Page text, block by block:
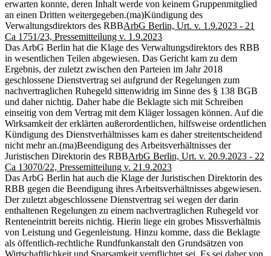
erwarten konnte, deren Inhalt werde von keinem Gruppenmitglied
an einen Dritten weitergegeben.(ma)Kündigung des
Verwaltungsdirektors des RBBArbG Berlin, Urt. v. 1.9.2023 - 21
Ca 1751/23, Pressemitteilung v. 1.9.2023
Das ArbG Berlin hat die Klage des Verwaltungsdirektors des RBB
in wesentlichen Teilen abgewiesen. Das Gericht kam zu dem
Ergebnis, der zuletzt zwischen den Parteien im Jahr 2018
geschlossene Dienstvertrag sei aufgrund der Regelungen zum
nachvertraglichen Ruhegeld sittenwidrig im Sinne des § 138 BGB
und daher nichtig. Daher habe die Beklagte sich mit Schreiben
einseitig von dem Vertrag mit dem Kläger lossagen können. Auf die
Wirksamkeit der erklärten außerordentlichen, hilfsweise ordentlichen
Kündigung des Dienstverhältnisses kam es daher streitentscheidend
nicht mehr an.(ma)Beendigung des Arbeitsverhältnisses der
Juristischen Direktorin des RBBArbG Berlin, Urt. v. 20.9.2023 - 22
Ca 13070/22, Pressemitteilung v. 21.9.2023
Das ArbG Berlin hat auch die Klage der Juristischen Direktorin des
RBB gegen die Beendigung ihres Arbeitsverhältnisses abgewiesen.
Der zuletzt abgeschlossene Dienstvertrag sei wegen der darin
enthaltenen Regelungen zu einem nachvertraglichen Ruhegeld vor
Renteneintritt bereits nichtig. Hierin liege ein grobes Missverhältnis
von Leistung und Gegenleistung. Hinzu komme, dass die Beklagte
als öffentlich-rechtliche Rundfunkanstalt den Grundsätzen von
Wirtschaftlichkeit und Sparsamkeit verpflichtet sei. Es sei daher von